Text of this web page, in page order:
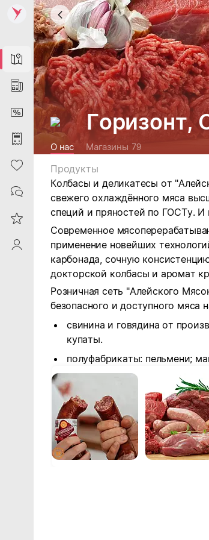
Map
News
DiscountCard
Purchases
Heart
Contacts
Reviews
ProfileSaby
Горизонт,
О нас Магазины 79
Продукты
Колбасы и деликатесы от
свежего охлаждённого мяса
специй и пряностей по ГОСТу. И
Современное
применение новейших
карбонада, сочную
докторской колбасы и аромат
Розничная сеть "Алейского
безопасного и доступного мяса
свинина и говядина от
купаты.
полуфабрикаты: пельмени;